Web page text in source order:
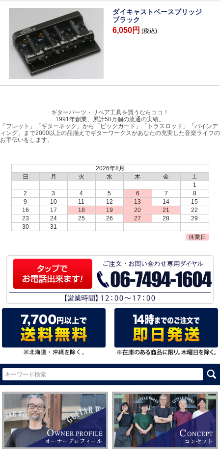
ダイキャストベースブリッジ
ブラック
6,050円 (税込)
ギターパーツ・リペア工具を買うならココ！
1991年創業、累計50万個の流通の実績。
「フレット」「ギターネック」から「ピックガード」「トラスロッド」「バインデ
ィング」まで2000以上の品揃えでギターワークスがあなたの充実した音楽ライフの
お手伝いをします。
2026年8月
日
月 火 水 木 金
土
1
2
3 4 5 6 7
8
9
10 11 12 13 14
15
16
17 18 19 20 21
22
23
24 25 26 27 28
29
30
31
休業日